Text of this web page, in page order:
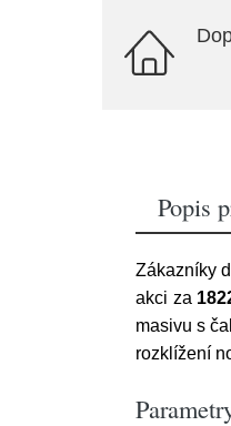
Popis
Zákazníky
akci za
masivu s
rozklížení